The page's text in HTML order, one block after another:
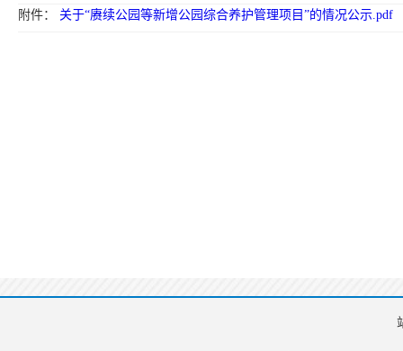
附件： 关于“赓续公园等新增公园综合养护管理项目”的情况公示.pdf